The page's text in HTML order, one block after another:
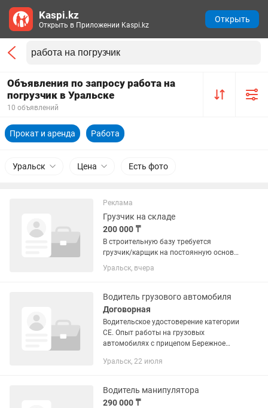
Объявления по запросу работа на
погрузчик в Уральске
10 объявлений
Прокат и аренда Работа
Уральск Цена Есть фото
Реклама
Грузчик на складе
200 000 ₸
В строительную базу требуется
грузчик/карщик на постоянную основу,
можно без опыта работы Возраст: от
20 до 50 лет. Обязанности:
в транспорт. 2.Укладка кирпича по...
Уральск, вчера
Водитель грузового автомобиля
Договорная
Водительское удостоверение категории
CE. Опыт работы на грузовых
автомобилях с прицепом Бережное
устройства КамАЗа и умение
Уральск, 22 июля
Водитель манипулятора
290 000 ₸
Kaspi.kz
Открыть в Приложении Kaspi.kz
Открыть